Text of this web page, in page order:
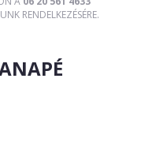
RENDELKEZÉSÉRE.